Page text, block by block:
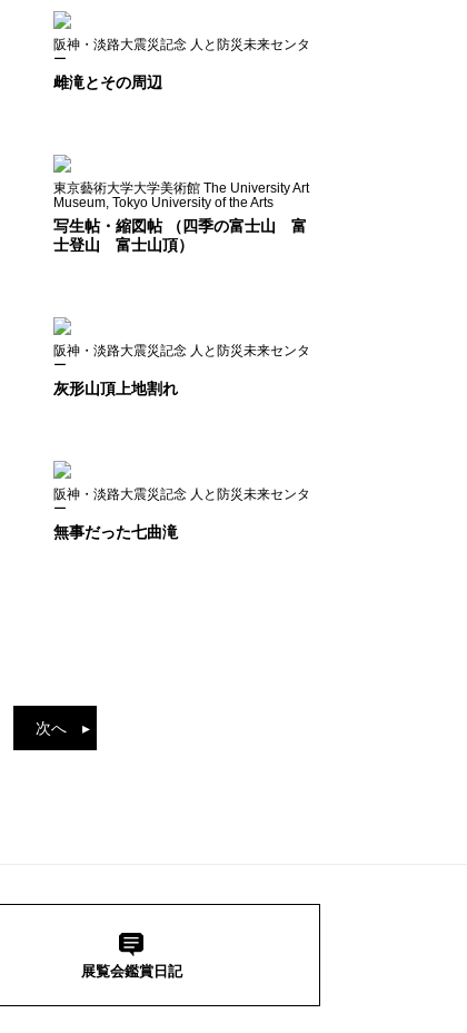
阪神・淡路大震災記念 人と防災未来センタ
ー
雌滝とその周辺
東京藝術大学大学美術館 The University Art
Museum, Tokyo University of the Arts
写生帖・縮図帖 （四季の富士山 富
士登山 富士山頂）
阪神・淡路大震災記念 人と防災未来センタ
ー
灰形山頂上地割れ
阪神・淡路大震災記念 人と防災未来センタ
ー
無事だった七曲滝
次へ ▸
展覧会鑑賞日記